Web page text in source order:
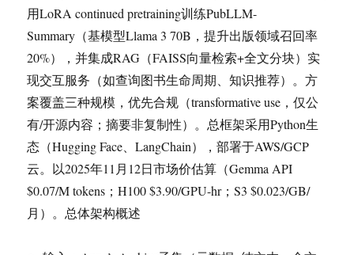
用LoRA continued pretraining训练PubLLM-
Summary（基模型Llama 3 70B，提升出版领域召回率
20%），并集成RAG（FAISS向量检索+全文分块）实
现交互服务（如查询图书生命周期、知识推荐）。方
案覆盖三种规模，优先合规（transformative use，仅公
有/开源内容；摘要非复制性）。总框架采用Python生
态（Hugging Face、LangChain），部署于AWS/GCP
云。以2025年11月12日市场价估算（Gemma API
$0.07/M tokens；H100 $3.90/GPU-hr；S3 $0.023/GB/
月）。总体架构概述